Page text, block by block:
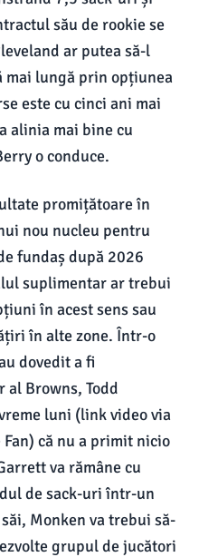
său de rookie se
ar putea să-l
mai lungă prin opțiunea
este cu cinci ani mai
alinia mai bine cu
o conduce.
promițătoare în
nou nucleu pentru
fundaș după 2026
suplimentar ar trebui
în acest sens sau
în alte zone. Într-o
dovedit a fi
Browns, Todd
luni (link video via
că nu a primit nicio
va rămâne cu
de sack-uri într-un
Monken va trebui să-
grupul de jucători